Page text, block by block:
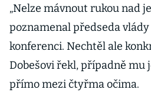
„Nelze mávnout rukou nad
poznamenal předseda
konferenci. Nechtěl ale
Dobešovi řekl, případně mu
přímo mezi čtyřma očima.